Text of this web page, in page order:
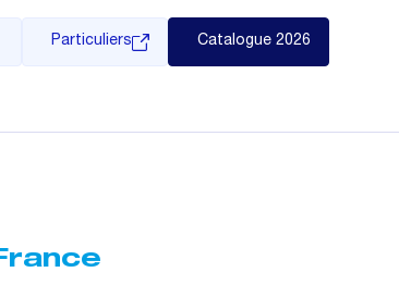
Particuliers Catalogue 2026